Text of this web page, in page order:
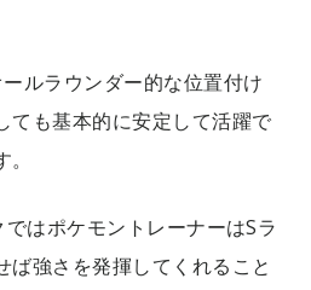
ルラウンダー的な位置付け
ても基本的に安定して活躍で
はポケモントレーナーはSラ
ば強さを発揮してくれること